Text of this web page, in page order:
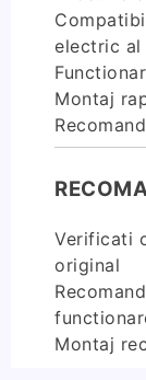
electric al
Montaj
Verificati
original
Montaj